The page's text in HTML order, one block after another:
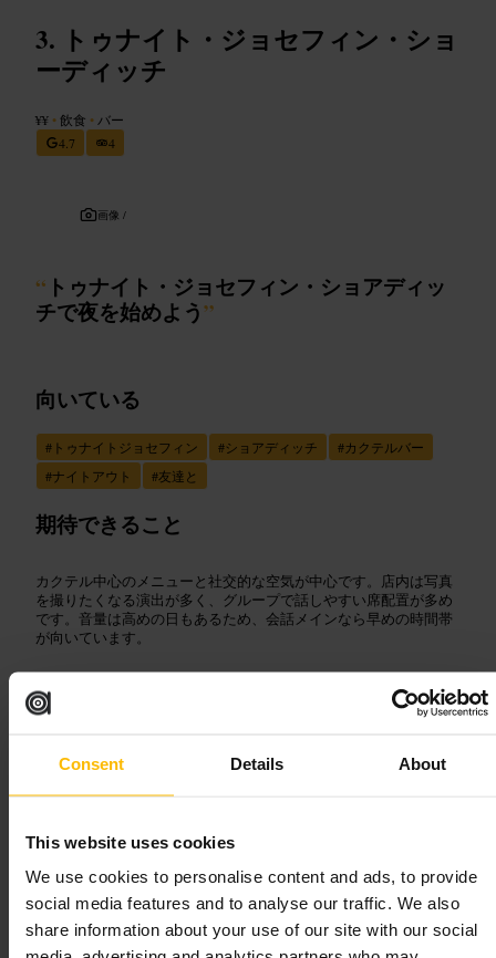
Consent Details About
This website uses cookies
We use cookies to personalise content and ads, to provide
social media features and to analyse our traffic. We also
share information about your use of our site with our social
トゥナイト・ジョセフィン・ショ
ーディッチ
¥¥ • 飲食 • バー
4.7
4
画像 /
“ トゥナイト・ジョセフィン・ショアディッ
チで夜を始めよう”
向いている
# トゥナイトジョセフィン #ショアディッチ #カクテルバー
#ナイトアウト #友達と
期待できること
カクテル中心のメニューと社交的な空気が中心です。店内は写真
を撮りたくなる演出が多く、グループで話しやすい席配置が多め
です。音量は高めの日もあるため、会話メインなら早めの時間帯
が向いています。
ご来館の計画
さい。スマートカジュアルな服装が無難です。身分証明書を忘れ
ずに。グループで行くとシェアしやすいメニューがあります。
&utm_content=control&utm_medium=organic&utm_source=gbp&
ファウンド